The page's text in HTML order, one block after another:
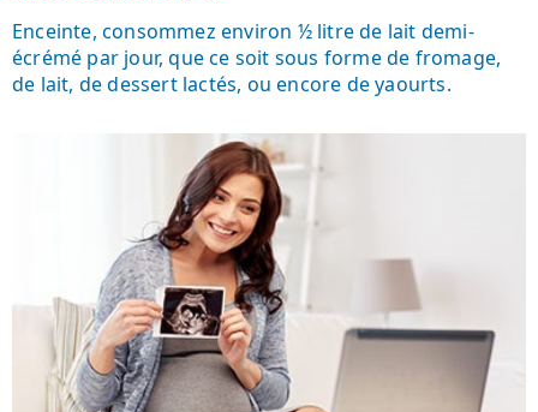
Enceinte, consommez environ ½ litre de lait demi-
écrémé par jour, que ce soit sous forme de fromage,
de lait, de dessert lactés, ou encore de yaourts.